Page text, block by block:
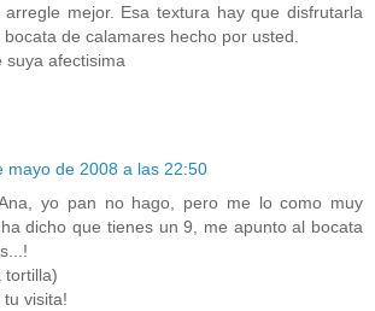
mejor. Esa textura hay que disfrutarla
de calamares hecho por usted.
suya afectisima
mayo de 2008 a las 22:50
yo pan no hago, pero me lo como muy
dicho que tienes un 9, me apunto al bocata
tortilla)
tu visita!